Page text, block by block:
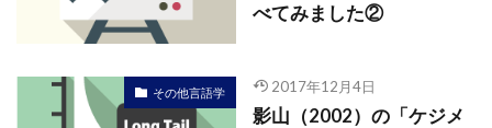
べてみました②
その他言語学 2017年12月4日
影山（2002）の「ケジメ